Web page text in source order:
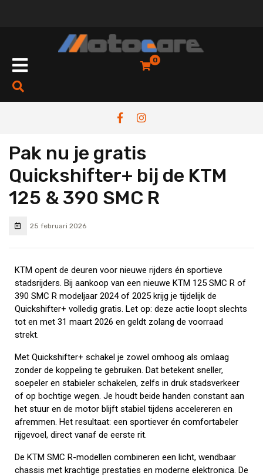
0
Pak nu je gratis
Quickshifter+ bij de KTM
125 & 390 SMC R
25 februari 2026
KTM opent de deuren voor nieuwe rijders én sportieve
stadsrijders. Bij aankoop van een nieuwe KTM 125 SMC R of
390 SMC R modeljaar 2024 of 2025 krijg je tijdelijk de
Quickshifter+ volledig gratis. Let op: deze actie loopt slechts
tot en met 31 maart 2026 en geldt zolang de voorraad
strekt.
Met Quickshifter+ schakel je zowel omhoog als omlaag
zonder de koppeling te gebruiken. Dat betekent sneller,
soepeler en stabieler schakelen, zelfs in druk stadsverkeer
of op bochtige wegen. Je houdt beide handen constant aan
het stuur en de motor blijft stabiel tijdens accelereren en
afremmen. Het resultaat: een sportiever én comfortabeler
rijgevoel, direct vanaf de eerste rit.
De KTM SMC R-modellen combineren een licht, wendbaar
chassis met krachtige prestaties en moderne elektronica. De